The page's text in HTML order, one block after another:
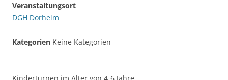
Veranstaltungsort
DGH Dorheim
Kategorien Keine Kategorien